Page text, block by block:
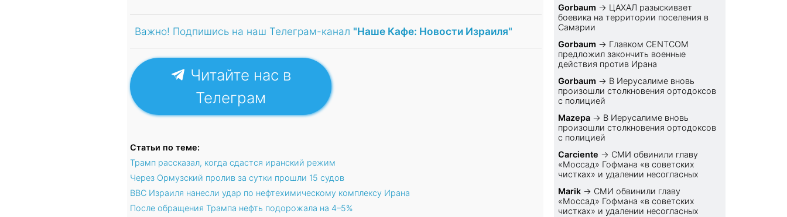
Важно! Подпишись на наш Телеграм-канал "Наше Кафе: Новости Израиля"
Читайте нас в
Телеграм
Статьи по теме:
Трамп рассказал, когда сдастся иранский режим
Через Ормузский пролив за сутки прошли 15 судов
ВВС Израиля нанесли удар по нефтехимическому комплексу Ирана
После обращения Трампа нефть подорожала на 4–5%
Gorbaum → ЦАХАЛ разыскивает
боевика на территории поселения в
Самарии
Gorbaum → Главком CENTCOM
предложил закончить военные
действия против Ирана
Gorbaum → В Иерусалиме вновь
произошли столкновения ортодоксов
с полицией
Mazepa → В Иерусалиме вновь
произошли столкновения ортодоксов
с полицией
Carciente → СМИ обвинили главу
«Моссад» Гофмана «в советских
чистках» и удалении несогласных
Marik → СМИ обвинили главу
«Моссад» Гофмана «в советских
чистках» и удалении несогласных